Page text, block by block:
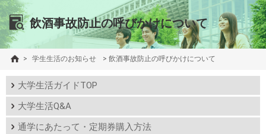
飲酒事故防止の呼びかけについて
> 学生生活のお知らせ > 飲酒事故防止の呼びかけについて
大学生活ガイドTOP
大学生活Q&A
通学にあたって・定期券購入方法